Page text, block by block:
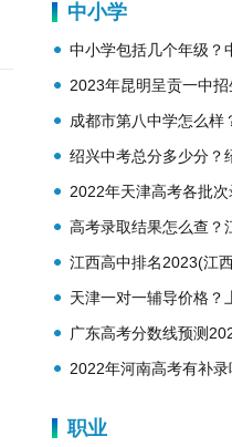
中小学
中小学包括几个年级？
吗？
2023年昆明呈贡一中
简介
成都市第八中学怎么样
理念？
绍兴中考总分多少分？
置？
2022年天津高考各批
果查询
高考录取结果怎么查？
线公布
江西高中排名2023(江
天津一对一辅导价格？
势？
广东高考分数线预测
次分数线
2022年河南高考有补
职业